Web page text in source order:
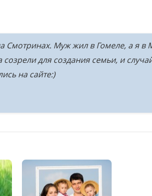
Муж жил в Гомеле, а я в
для создания семьи, и
на сайте:)